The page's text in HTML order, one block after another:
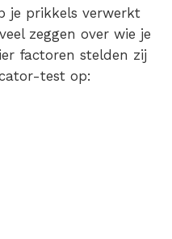
je prikkels verwerkt
zeggen over wie je
factoren stelden zij
test op: